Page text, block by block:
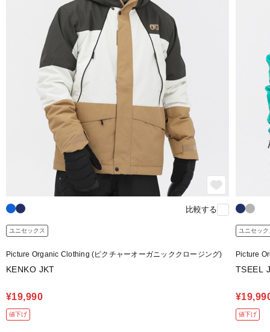
比較する
ユニセックス
Picture Organic Clothing (ピクチャーオーガニッククロージング)
KENKO JKT
¥19,990
値下げ
ユニセック
Picture
TSEEL
値下げ